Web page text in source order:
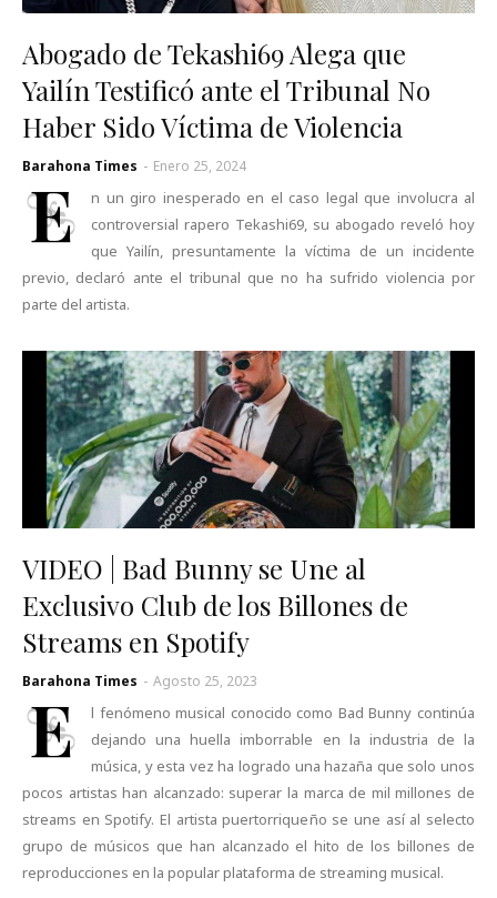
Abogado de Tekashi69 Alega que
Yailín Testificó ante el Tribunal No
Haber Sido Víctima de Violencia
Barahona Times - Enero 25, 2024
E
n un giro inesperado en el caso legal que involucra al
controversial rapero Tekashi69, su abogado reveló hoy
que Yailín, presuntamente la víctima de un incidente
previo, declaró ante el tribunal que no ha sufrido violencia por
parte del artista.
VIDEO | Bad Bunny se Une al
Exclusivo Club de los Billones de
Streams en Spotify
Barahona Times - Agosto 25, 2023
E
l fenómeno musical conocido como Bad Bunny continúa
dejando una huella imborrable en la industria de la
música, y esta vez ha logrado una hazaña que solo unos
pocos artistas han alcanzado: superar la marca de mil millones de
streams en Spotify. El artista puertorriqueño se une así al selecto
grupo de músicos que han alcanzado el hito de los billones de
reproducciones en la popular plataforma de streaming musical.